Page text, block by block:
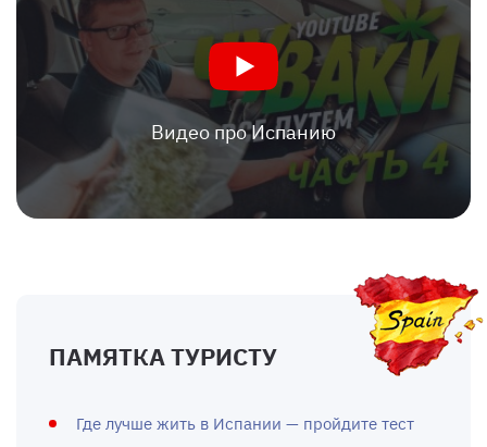
Видео про Испанию
ПАМЯТКА ТУРИСТУ
Где лучше жить в Испании — пройдите тест